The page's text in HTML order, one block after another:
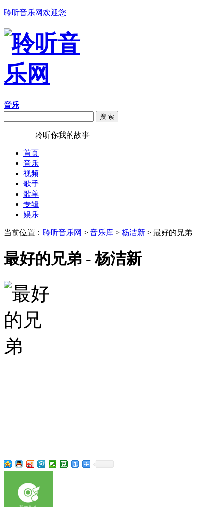
聆听音乐网欢迎您
音乐
搜 索
聆听你我的故事
首页
音乐
视频
歌手
歌单
专辑
娱乐
当前位置： 聆听音乐网 > 音乐库 > 杨洁新 > 最好的兄弟
最好的兄弟 - 杨洁新